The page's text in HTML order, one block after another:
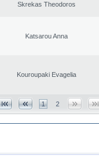
Skrekas Theodoros
Katsarou Anna
Kouroupaki Evagelia
1 2